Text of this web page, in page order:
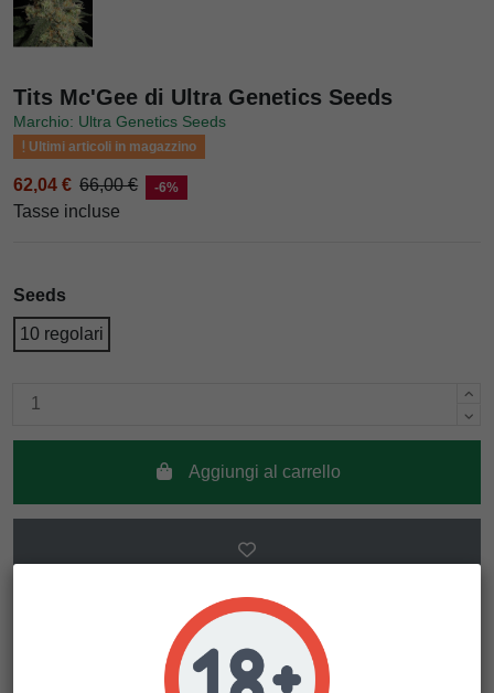
Tits Mc'Gee di Ultra Genetics Seeds
Marchio: Ultra Genetics Seeds
Ultimi articoli in magazzino
62,04 € 66,00 € -6%
Tasse incluse
Seeds
10 regolari
Aggiungi al carrello